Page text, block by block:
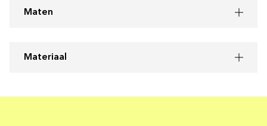
Maten
Materiaal